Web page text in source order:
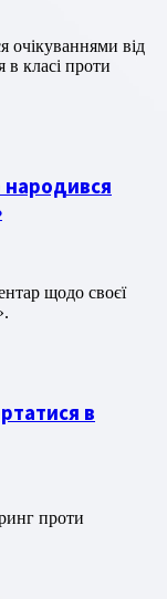
в класі проти
народився
в